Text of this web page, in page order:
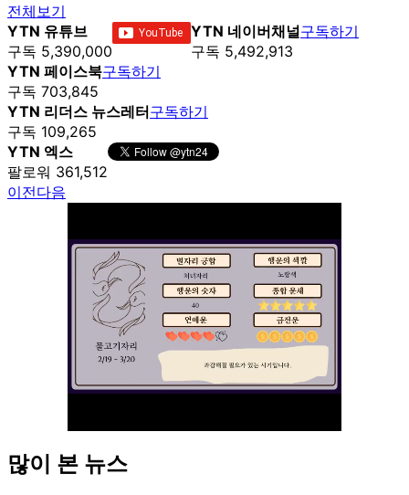
전체보기
YTN 유튜브
구독 5,390,000
YTN 네이버채널
구독 5,492,913
구독하기
YTN 페이스북
구독 703,845
구독하기
YTN 리더스 뉴스레터
구독 109,265
구독하기
YTN 엑스
팔로워 361,512
이전다음
많이 본 뉴스